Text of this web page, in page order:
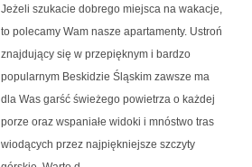
Jeżeli szukacie dobrego miejsca na wakacje,
to polecamy Wam nasze apartamenty. Ustroń
znajdujący się w przepięknym i bardzo
popularnym Beskidzie Śląskim zawsze ma
dla Was garść świeżego powietrza o każdej
porze oraz wspaniałe widoki i mnóstwo tras
wiodących przez najpiękniejsze szczyty